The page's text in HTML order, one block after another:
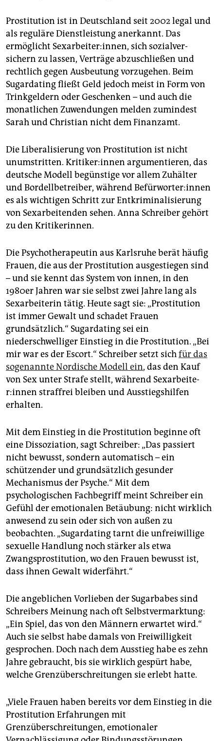
Prostitution ist in Deutschland seit 2002 legal und
als reguläre Dienstleistung anerkannt. Das
ermöglicht Sexarbeiter:innen, sich sozialver­
sichern zu lassen, Verträge abzuschließen und
rechtlich gegen Ausbeutung vorzugehen. Beim
Sugardating fließt Geld jedoch meist in Form von
Trinkgeldern oder Geschenken – und auch die
monatlichen Zuwendungen melden zumindest
Sarah und Christian nicht dem Finanzamt.
Die Liberalisierung von Prostitution ist nicht
unumstritten. Kri­ti­ke­r:in­nen argumentieren, das
deutsche Modell begünstige vor allem Zuhälter
und Bordellbetreiber, während Be­für­wor­ter:in­nen
es als wichtigen Schritt zur Entkriminalisierung
von Sexarbeitenden sehen. Anna Schreiber gehört
zu den Kritikerinnen.
Die Psychotherapeutin aus Karlsruhe berät häufig
Frauen, die aus der Prostitution ausgestiegen sind
– und sie kennt das System von innen, in den
1980er Jahren war sie selbst zwei Jahre lang als
Sexarbeiterin tätig. Heute sagt sie: „Prostitution
ist immer Gewalt und schadet Frauen
grundsätzlich.“ Sugardating sei ein
niederschwelliger Einstieg in die Prostitution. „Bei
mir war es der Escort.“ Schreiber setzt sichfür das
sogenannte Nordische Modell ein, das den Kauf
von Sex unter Strafe stellt, während Sex­ar­bei­te­
r:in­nen straffrei bleiben und Ausstiegshilfen
erhalten.
Mit dem Einstieg in die Prostitution beginne oft
eine Dissoziation, sagt Schreiber: „Das passiert
nicht bewusst, sondern automatisch – ein
schützender und grundsätzlich gesunder
Mechanismus der Psyche.“ Mit dem
psychologischen Fachbegriff meint Schreiber ein
Gefühl der emotionalen Betäubung: nicht wirklich
anwesend zu sein oder sich von außen zu
beobachten. „Sugar­dating tarnt die unfreiwillige
sexuelle Handlung noch stärker als etwa
Zwangsprostitution, wo den Frauen bewusst ist,
dass ihnen Gewalt widerfährt.“
Die angeblichen Vorlieben der Sugarbabes sind
Schreibers Meinung nach oft Selbstvermarktung:
„Ein Spiel, das von den Männern erwartet wird.“
Auch sie selbst habe damals von Freiwilligkeit
gesprochen. Doch nach dem Ausstieg habe es zehn
Jahre gebraucht, bis sie wirklich gespürt habe,
welche Grenzüberschreitungen sie erlebt hatte.
„Viele Frauen haben bereits vor dem Einstieg in die
Prostitution Erfahrungen mit
Grenzüberschreitungen, emotionaler